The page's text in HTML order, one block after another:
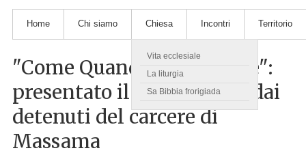
Home Chi siamo Chiesa
Vita ecclesiale
La liturgia
Sa Bibbia frorigiada
Incontri Territorio
"Come Quando Fuori Piove":
presentato il corto scritto dai
detenuti del carcere di
Massama